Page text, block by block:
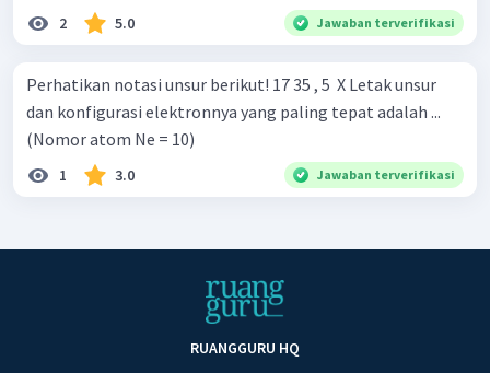
2 5.0 Jawaban terverifikasi
Perhatikan notasi unsur berikut! 17 35 , 5 ​ X Letak unsur
dan konfigurasi elektronnya yang paling tepat adalah ...
(Nomor atom Ne = 10)
1 3.0 Jawaban terverifikasi
RUANGGURU HQ